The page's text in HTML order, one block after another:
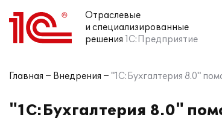
Отраслевые
и специализированные
решения 1С:Предприятие
Главная Внедрения "1С:Бухгалтерия 8.0"
"1С:Бухгалтерия 8.0"